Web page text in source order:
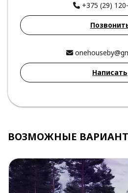
+375 (29)
Написать
ВОЗМОЖНЫЕ